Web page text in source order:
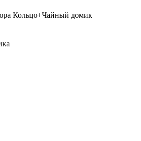
Кольцо+Чайный домик